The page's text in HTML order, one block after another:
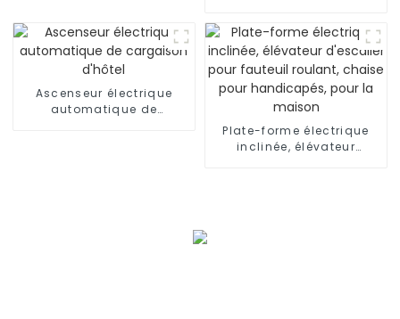
Ascenseur électrique
automatique de
Plate-forme électrique
inclinée, élévateur